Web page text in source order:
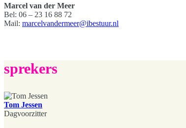
Marcel van der Meer
Bel: 06 – 23 16 88 72
Mail: marcelvandermeer@ibestuur.nl
sprekers
Tom Jessen
Dagvoorzitter